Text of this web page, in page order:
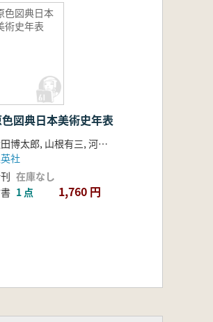
色図典日本
術史年表
図典日本美術史年表
太田博太郎, 山根有三, 河北倫明監修
社
在庫なし
1 点 1,760 円